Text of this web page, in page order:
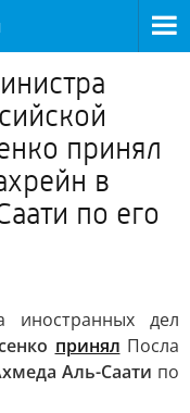
принял
в
по его
иностранных дел
принял Посла
Аль-Саати по